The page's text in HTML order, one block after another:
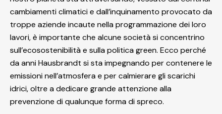
cambiamenti climatici e dall’inquinamento provocato da
troppe aziende incaute nella programmazione dei loro
lavori, è importante che alcune società si concentrino
sull’ecosostenibilità e sulla politica green. Ecco perché
da anni Hausbrandt si sta impegnando per contenere le
emissioni nell’atmosfera e per calmierare gli scarichi
idrici, oltre a dedicare grande attenzione alla
prevenzione di qualunque forma di spreco.